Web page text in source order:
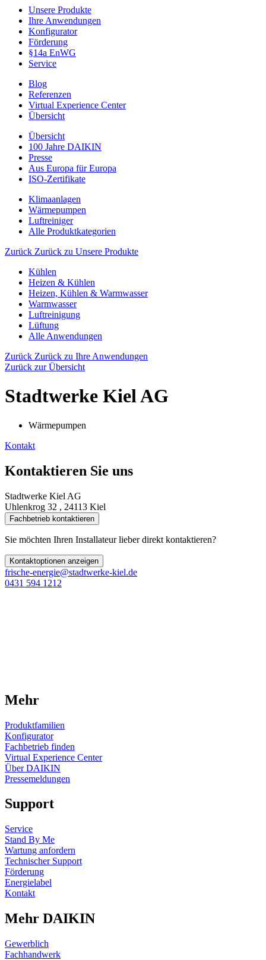
Unsere Produkte
Ihre Anwendungen
Konfigurator
Förderung
§14a EnWG
Service
Blog
Referenzen
Virtual Experience Center
Übersicht
Übersicht
100 Jahre DAIKIN
Presse
Aus Europa für Europa
ISO-Zertifikate
Klimaanlagen
Wärmepumpen
Luftreiniger
Alle Produktkategorien
Zurück Zurück zu Unsere Produkte
Kühlen
Heizen & Kühlen
Heizen, Kühlen & Warmwasser
Warmwasser
Luftreinigung
Lüftung
Alle Anwendungen
Zurück Zurück zu Ihre Anwendungen
Zurück zur Übersicht
Stadtwerke Kiel AG
Wärmepumpen
Kontakt
Kontaktieren Sie uns
Stadtwerke Kiel AG
Uhlenkrog 32 , 24113 Kiel
Fachbetrieb kontaktieren
Sie möchten Ihren Installateur lieber direkt kontaktieren?
Kontaktoptionen anzeigen
frische-energie@stadtwerke-kiel.de
0431 594 1212
Mehr
Produktfamilien
Konfigurator
Fachbetrieb finden
Virtual Experience Center
Über DAIKIN
Pressemeldungen
Support
Service
Stand By Me
Wartung anfordern
Technischer Support
Förderung
Energielabel
Kontakt
Mehr DAIKIN
Gewerblich
Fachhandwerk